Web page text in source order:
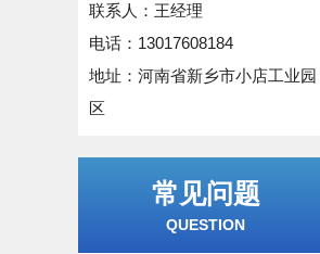
联系人：王经理
电话：13017608184
地址：河南省新乡市小店工业园
区
常见问题
QUESTION